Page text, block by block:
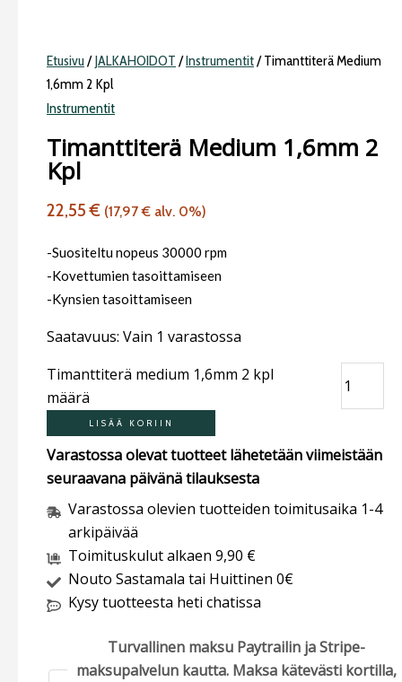
Etusivu/JALKAHOIDOT /Instrumentit/ Timanttiterä Medium
1,6mm 2 Kpl
Instrumentit
Timanttiterä Medium 1,6mm 2
Kpl
22,55€ (17,97€ alv. 0%)
-Suositeltu nopeus 30000 rpm
-Kovettumien tasoittamiseen
-Kynsien tasoittamiseen
Saatavuus: Vain 1 varastossa
Timanttiterä medium 1,6mm 2 kpl
määrä
LISÄÄ KORIIN
Varastossa olevat tuotteet lähetetään viimeistään
seuraavana päivänä tilauksesta
Varastossa olevien tuotteiden toimitusaika 1-4
arkipäivää
Toimituskulut alkaen 9,90 €
Nouto Sastamala tai Huittinen 0€
Kysy tuotteesta heti chatissa
Turvallinen maksu Paytrailin ja Stripe-
maksupalvelun kautta. Maksa kätevästi kortilla,